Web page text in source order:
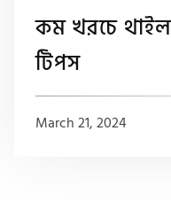
কম খরচে
টিপস
March 21, 2024